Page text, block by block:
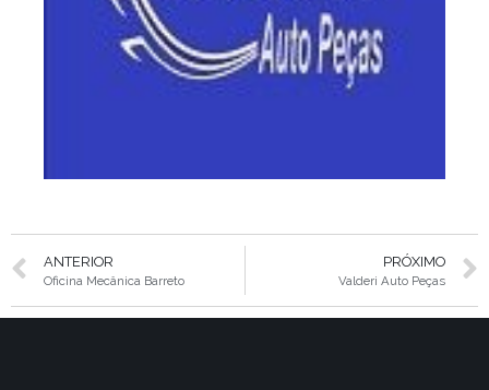
ANTERIOR
Oficina Mecânica Barreto
PRÓXIMO
Valderi Auto Peças